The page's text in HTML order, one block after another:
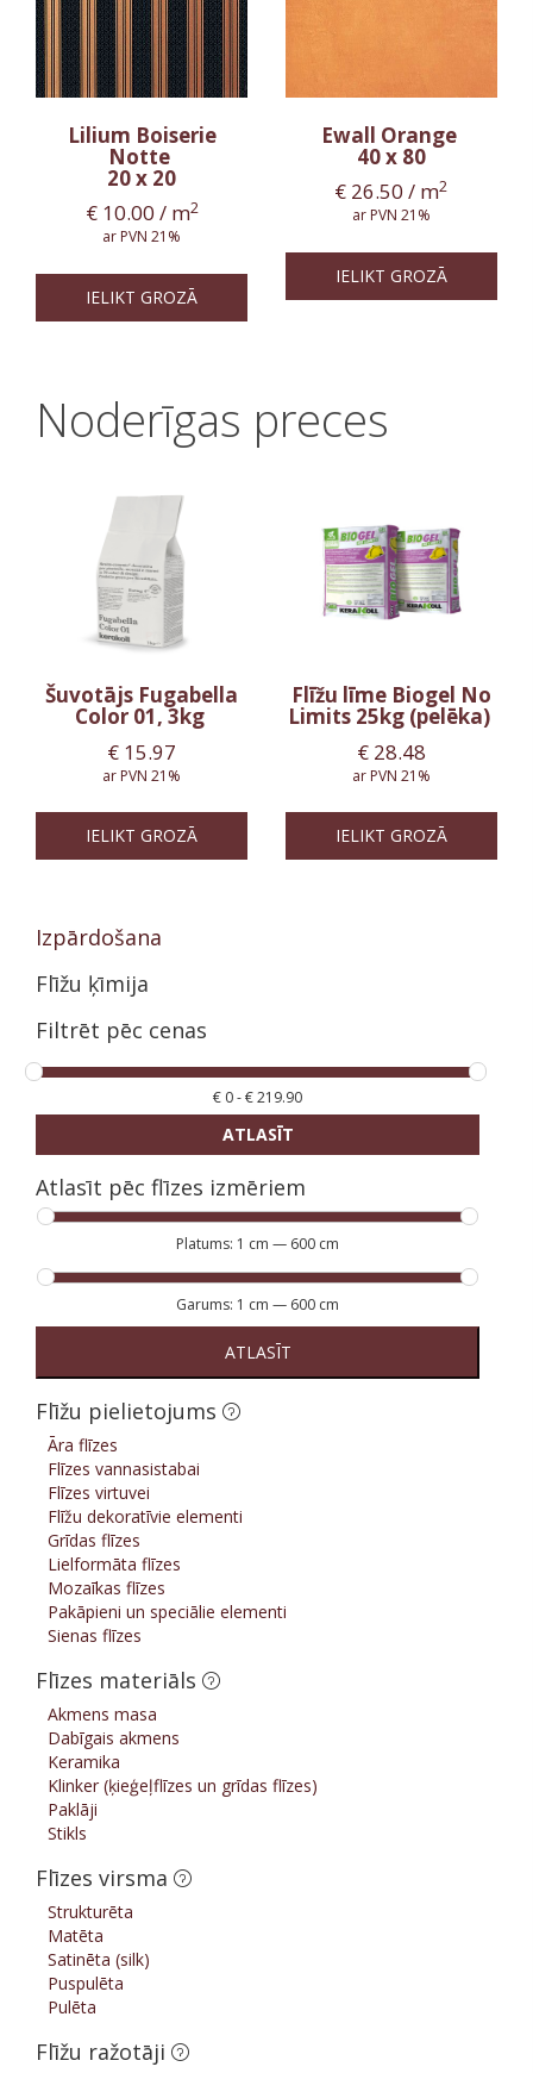
Lilium Boiserie
Notte
20 x 20
€10.00 / m2
ar PVN 21%
IELIKT GROZĀ
Ewall Orange
40 x 80
€ 26.50 / m2
ar PVN 21%
IELIKT GROZĀ
Noderīgas preces
Šuvotājs Fugabella
Color 01, 3kg
€ 15.97
ar PVN 21%
IELIKT GROZĀ
Flīžu līme Biogel No
Limits 25kg (pelēka)
€28.48
ar PVN 21%
IELIKT GROZĀ
Izpārdošana
Flīžu ķīmija
Filtrēt pēc cenas
€ 0-€219.90
ATLASĪT
Atlasīt pēc flīzes izmēriem
Platums: 1 cm — 600 cm
Garums: 1 cm — 600 cm
ATLASĪT
Flīžu pielietojums
Āra flīzes
Flīzes vannasistabai
Flīzes virtuvei
Flīžu dekoratīvie elementi
Grīdas flīzes
Lielformāta flīzes
Mozaīkas flīzes
Pakāpieni un speciālie elementi
Sienas flīzes
Flīzes materiāls
Akmens masa
Dabīgais akmens
Keramika
Klinker (ķieģeļflīzes un grīdas flīzes)
Paklāji
Stikls
Flīzes virsma
Strukturēta
Matēta
Satinēta (silk)
Puspulēta
Pulēta
Flīžu ražotāji